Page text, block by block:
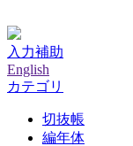
入力補助
English
カテゴリ
切抜帳
編年体